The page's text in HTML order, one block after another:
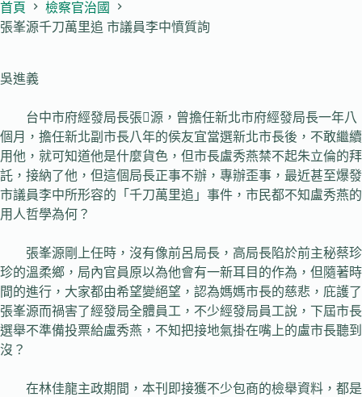
首頁
檢察官治國
張峯源千刀萬里追 市議員李中憤質詢
吳進義
台中市府經發局長張源，曾擔任新北市府經發局長一年八
個月，擔任新北副市長八年的侯友宜當選新北市長後，不敢繼續
用他，就可知道他是什麼貨色，但市長盧秀燕禁不起朱立倫的拜
託，接納了他，但這個局長正事不辦，專辦歪事，最近甚至爆發
市議員李中所形容的「千刀萬里追」事件，市民都不知盧秀燕的
用人哲學為何？
張峯源剛上任時，沒有像前呂局長，高局長陷於前主秘蔡珍
珍的溫柔鄉，局內官員原以為他會有一新耳目的作為，但隨著時
間的進行，大家都由希望變絕望，認為媽媽市長的慈悲，庇護了
張峯源而禍害了經發局全體員工，不少經發局員工說，下屆市長
選舉不準備投票給盧秀燕，不知把接地氣掛在嘴上的盧市長聽到
沒？
在林佳龍主政期間，本刊即接獲不少包商的檢舉資料，都是